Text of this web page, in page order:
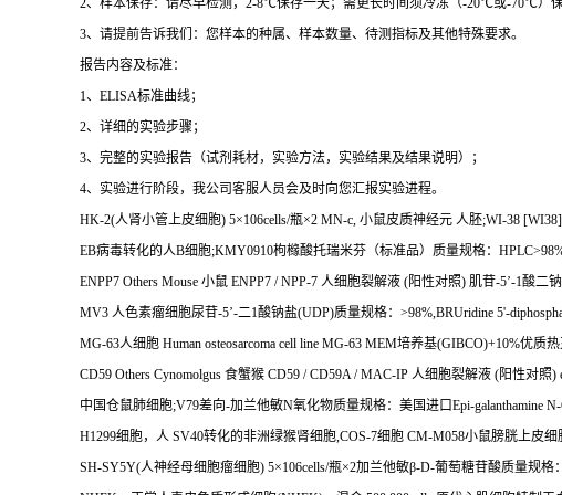
3、请提前告诉我们：您样本的种属、样本数量、待测指标及其他特殊要求。
报告内容及标准：
1、 ELISA标准曲线；
2、详细的实验步骤；
3、完整的实验报告（试剂耗材，实验方法，实验结果及结果说明）；
4、实验进行阶段，我公司客服人员会及时向您汇报实验进程。
HK-2(人肾小管上皮细胞) 5×106cells/瓶×2 MN-c, 小鼠皮质神经元 人胚;WI-38 [WI38]
EB病毒转化的人B细胞;KMY0910枸橼酸托瑞米芬（标准品）质量规格：
ENPP7 Others Mouse 小鼠 ENPP7 / NPP-7 人细胞裂解液 (阳性对照) 肌苷-5’-1酸二
MV3 人色素瘤细胞尿苷-5’-二1酸钠盐(UDP)质量规格： >98%,BRUridine 5'-
MG-63人细胞 Human osteosarcoma cell line MG-63 MEM培养基(GIBCO)+10%优质
CD59 Others Cynomolgus 食蟹猴 CD59 / CD59A / MAC-IP 人细胞裂解液 (阳性对照)
中国仓鼠肺细胞;V79差向-加兰他敏N氧化物质量规格：美国进口Epi-galanthamine
H1299细胞，人 SV40转化的非洲绿猴肾细胞 ,COS-7细胞 CM-M058小鼠膀胱上皮细
SH-SY5Y(人神经母细胞瘤细胞) 5×106cells/瓶×2加兰他敏β-D-葡萄糖苷酸质量规格